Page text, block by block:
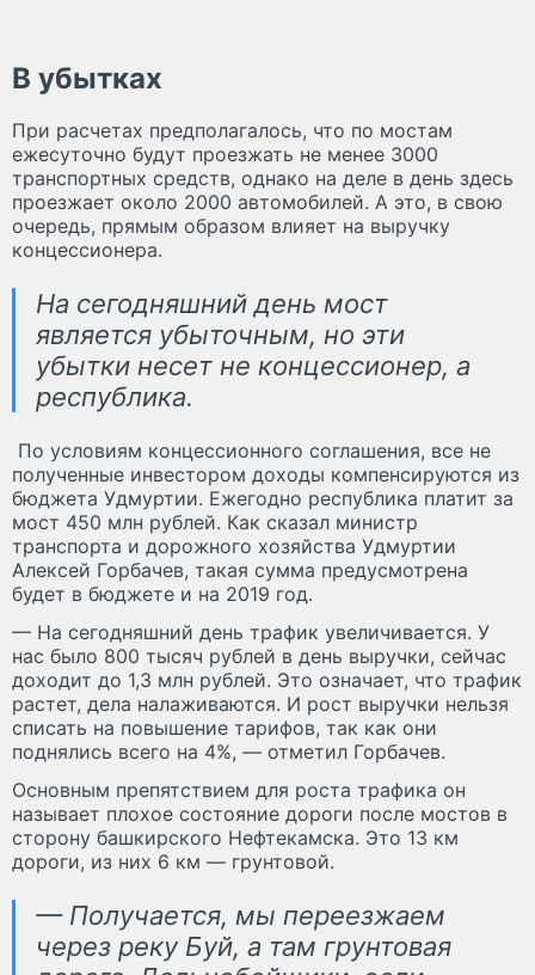
В убытках
При расчетах предполагалось, что по мостам
ежесуточно будут проезжать не менее 3000
транспортных средств, однако на деле в день здесь
проезжает около 2000 автомобилей. А это, в свою
очередь, прямым образом влияет на выручку
концессионера.
На сегодняшний день мост
является убыточным, но эти
убытки несет не концессионер, а
республика.
По условиям концессионного соглашения, все не
полученные инвестором доходы компенсируются из
бюджета Удмуртии. Ежегодно республика платит за
мост 450 млн рублей. Как сказал министр
транспорта и дорожного хозяйства Удмуртии
Алексей Горбачев, такая сумма предусмотрена
будет в бюджете и на 2019 год.
— На сегодняшний день трафик увеличивается. У
нас было 800 тысяч рублей в день выручки, сейчас
доходит до 1,3 млн рублей. Это означает, что трафик
растет, дела налаживаются. И рост выручки нельзя
списать на повышение тарифов, так как они
поднялись всего на 4%, — отметил Горбачев.
Основным препятствием для роста трафика он
называет плохое состояние дороги после мостов в
сторону башкирского Нефтекамска. Это 13 км
дороги, из них 6 км — грунтовой.
— Получается, мы переезжаем
через реку Буй, а там грунтовая